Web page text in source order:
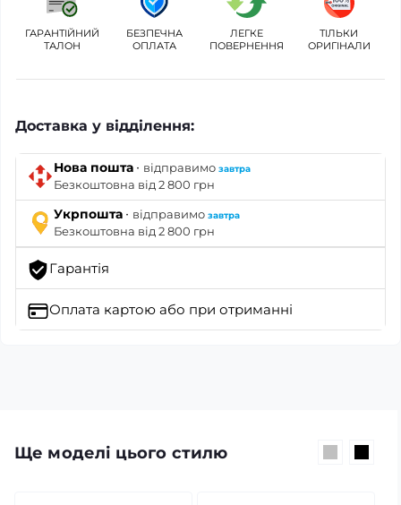
ГАРАНТІЙНИЙ
ТАЛОН
БЕЗПЕЧНА
ОПЛАТА
ЛЕГКЕ
ПОВЕРНЕННЯ
ТІЛЬКИ
ОРИГІНАЛИ
Доставка у відділення:
Нова пошта · відправимо завтра
Безкоштовна від 2 800 грн
Укрпошта · відправимо завтра
Безкоштовна від 2 800 грн
Гарантія
Оплата картою або при отриманні
Ще моделі цього стилю